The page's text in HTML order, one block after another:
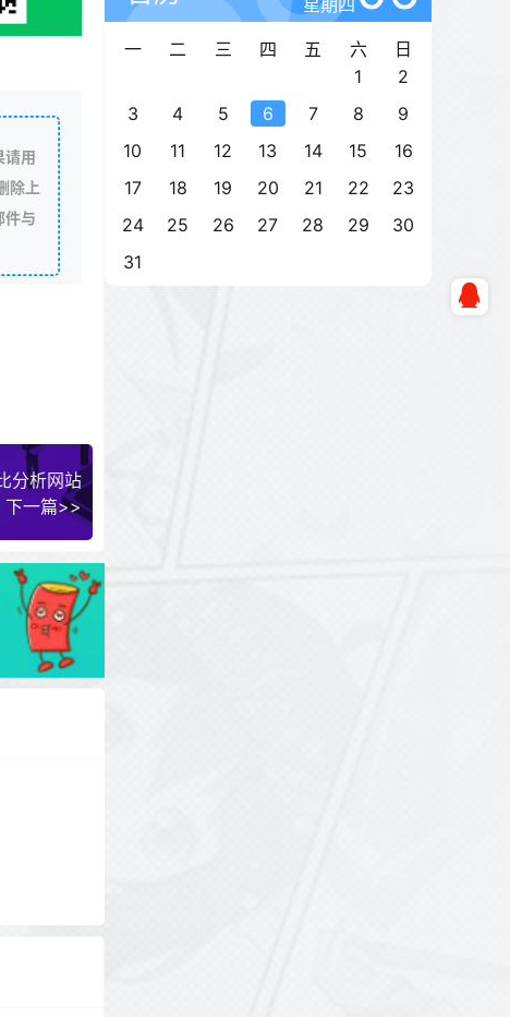
请用
除上
件与
分析网站
下一篇>>
一 二 三 四 五 六
日
1
2
3
4 5 6 7 8
9
10
11 12 13 14 15
16
17
18 19 20 21 22
23
24
25 26 27 28 29
30
31